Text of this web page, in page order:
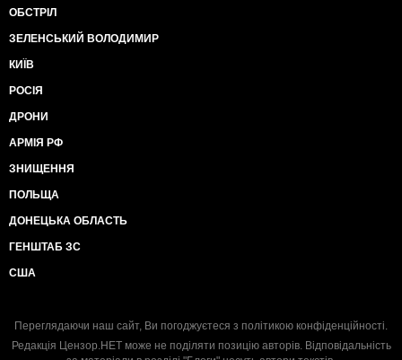
ОБСТРІЛ
ЗЕЛЕНСЬКИЙ ВОЛОДИМИР
КИЇВ
РОСІЯ
ДРОНИ
АРМІЯ РФ
ЗНИЩЕННЯ
ПОЛЬЩА
ДОНЕЦЬКА ОБЛАСТЬ
ГЕНШТАБ ЗС
США
Переглядаючи наш сайт, Ви погоджуєтеся з політикою конфіденційності.
Редакція Цензор.НЕТ може не поділяти позицію авторів. Відповідальність